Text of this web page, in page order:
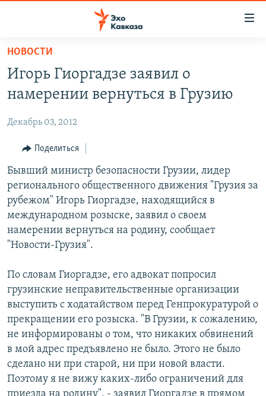
Вернуться
основному
содержанию
навигации
Вернутся
поиску
ТБИЛИСИ
СУХУМИ
ЦХИНВАЛИ
ВЕСЬ КАВКАЗ
СЕВЕРНЫЙ КАВКАЗ
АЗЕРБАЙДЖАН
ТЕМЫ
ЭКОНОМИКА
ОБЩЕСТВО
СПОРТ
РУБРИКИ
НЕКРУГЛЫЙ СТОЛ
ГОСТЬ НЕДЕЛИ
БЛОГИ
ЧИТАЕМ ПРЕССУ
МУЛЬТИМЕДИА
ВИДЕО
АУДИО
АРХИВ РАДИОПРОГРАММЫ
Все сайты РСЕ/РС
НОВОСТИ
Игорь Гиоргадзе заявил о
намерении вернуться в Грузию
Декабрь 03, 2012
Поделиться
Бывший министр безопасности Грузии, лидер
регионального общественного движения "Грузия за
рубежом" Игорь Гиоргадзе, находящийся в
международном розыске, заявил о своем
намерении вернуться на родину, сообщает
"Новости-Грузия".
По словам Гиоргадзе, его адвокат попросил
грузинские неправительственные организации
выступить с ходатайством перед Генпрокуратурой о
прекращении его розыска. "В Грузии, к сожалению,
не информированы о том, что никаких обвинений
в мой адрес предъявлено не было. Этого не было
сделано ни при старой, ни при новой власти.
Поэтому я не вижу каких-либо ограничений для